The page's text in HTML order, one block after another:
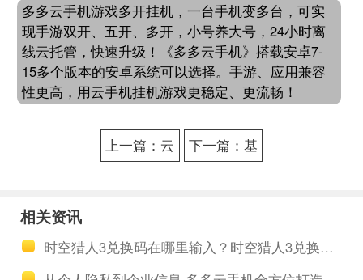
多多云手机游戏多开挂机，一台手机变多台，可实
现手游双开、五开、多开，小号养大号，24小时离
线云托管，快速升级！《多多云手机》搭载安卓7-
15多个版本的安卓系统可以选择。手游、应用兼容
性更高，用云手机挂机游戏更稳定、更流畅！
上一篇：云
下一篇：基
相关资讯
时空猎人3兑换码在哪里输入？时空猎人3兑换礼包最新方法详解